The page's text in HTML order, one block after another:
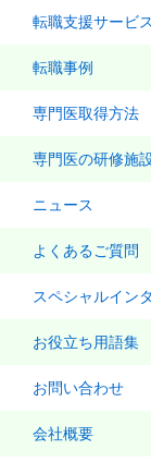
転職支援サービス
転職事例
専門医取得方法
専門医の研修施
ニュース
よくあるご質問
スペシャルイン
お役立ち用語集
お問い合わせ
会社概要